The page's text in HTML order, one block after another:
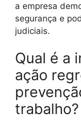
a empresa
segurança e
judiciais.
Qual é a
ação
trabalho?